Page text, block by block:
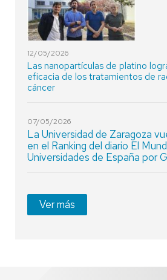
12/05/2026
Las nanopartículas de platino
eficacia de los tratamientos de
cáncer
07/05/2026
La Universidad de Zaragoza
en el Ranking del diario El
Universidades de España por
Ver más